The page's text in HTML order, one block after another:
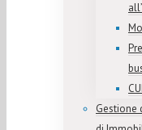
Gestione